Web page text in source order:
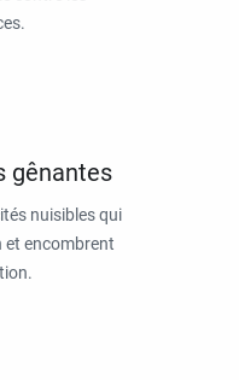
gênantes
nuisibles qui
et encombrent